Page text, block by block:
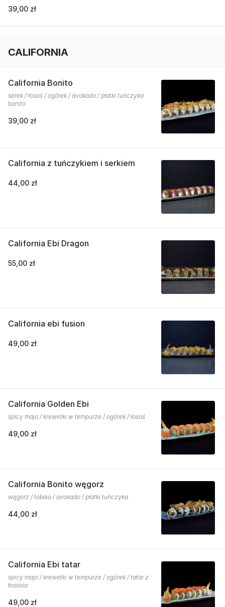
39,00 zł
CALIFORNIA
California Bonito
serek / łosoś / ogórek / avokado / płatki tuńczyka
bonito
39,00 zł
California z tuńczykiem i serkiem
44,00 zł
California Ebi Dragon
55,00 zł
California ebi fusion
49,00 zł
California Golden Ebi
spicy majo / krewetki w tempurze / ogórek / łosoś
49,00 zł
California Bonito węgorz
węgorz / tobiko / avokado / płatki tuńczyka
44,00 zł
California Ebi tatar
spicy majo / krewetki w tempurze / ogórek / tatar z
łososia
49,00 zł